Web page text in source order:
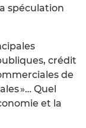
spéculation
crédit
de
»… Quel
et la